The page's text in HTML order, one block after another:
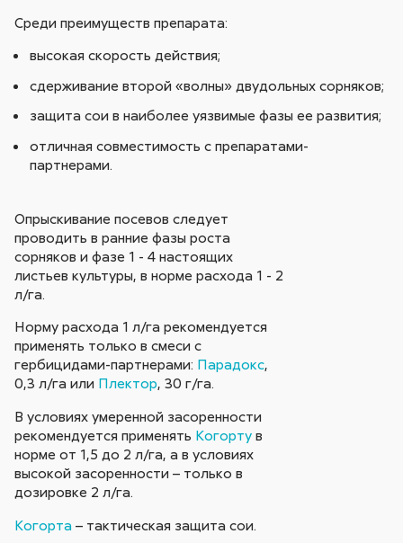
Среди преимуществ препарата:
высокая скорость действия;
сдерживание второй «волны» двудольных сорняков;
защита сои в наиболее уязвимые фазы ее развития;
отличная совместимость с препаратами-
партнерами.
Опрыскивание посевов следует
проводить в ранние фазы роста
сорняков и фазе 1 - 4 настоящих
листьев культуры, в норме расхода 1 - 2
л/га.
Норму расхода 1 л/га рекомендуется
применять только в смеси с
гербицидами-партнерами: Парадокс,
0,3 л/га или Плектор, 30 г/га.
В условиях умеренной засоренности
рекомендуется применять Когорту в
норме от 1,5 до 2 л/га, а в условиях
высокой засоренности – только в
дозировке 2 л/га.
Когорта – тактическая защита сои.